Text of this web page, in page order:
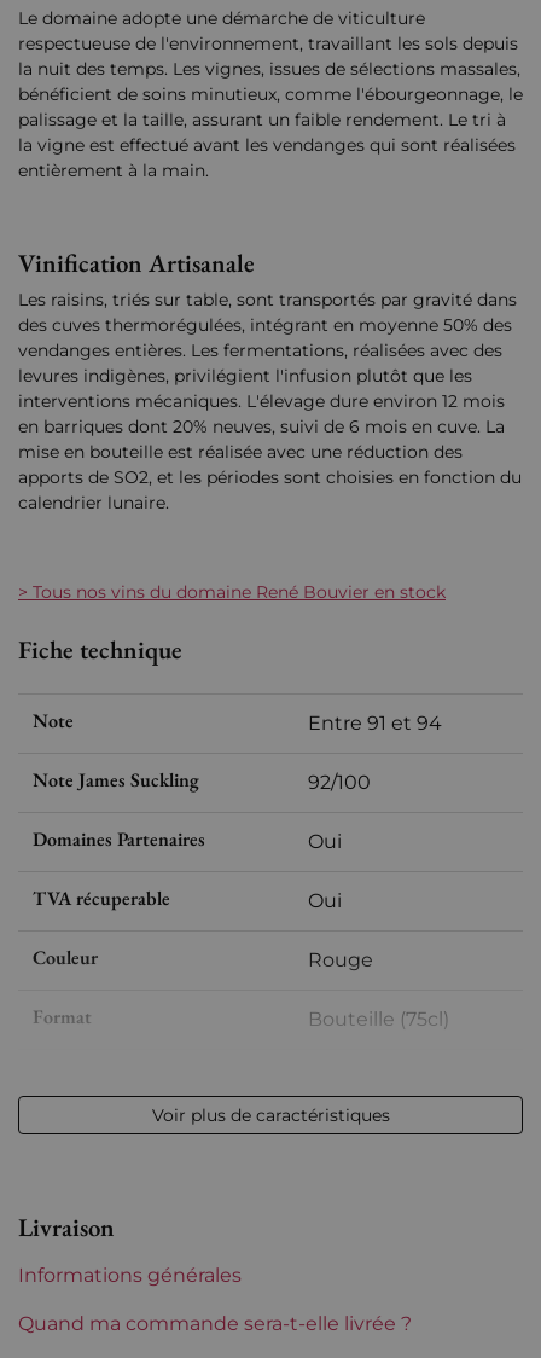
Le domaine adopte une démarche de viticulture
respectueuse de l'environnement, travaillant les sols depuis
la nuit des temps. Les vignes, issues de sélections massales,
bénéficient de soins minutieux, comme l'ébourgeonnage, le
palissage et la taille, assurant un faible rendement. Le tri à
la vigne est effectué avant les vendanges qui sont réalisées
entièrement à la main.
Vinification Artisanale
Les raisins, triés sur table, sont transportés par gravité dans
des cuves thermorégulées, intégrant en moyenne 50% des
vendanges entières. Les fermentations, réalisées avec des
levures indigènes, privilégient l'infusion plutôt que les
interventions mécaniques. L'élevage dure environ 12 mois
en barriques dont 20% neuves, suivi de 6 mois en cuve. La
mise en bouteille est réalisée avec une réduction des
apports de SO2, et les périodes sont choisies en fonction du
calendrier lunaire.
> Tous nos vins du domaine René Bouvier en stock
Fiche technique
Note Entre 91 et 94
Note James Suckling 92/100
Domaines Partenaires Oui
TVA récuperable Oui
Couleur Rouge
Format Bouteille (75cl)
Volume 12,50 % vol - 75 cl
Etiquette Parfaite
Voir plus de caractéristiques
Livraison
Informations générales
Quand ma commande sera-t-elle livrée ?